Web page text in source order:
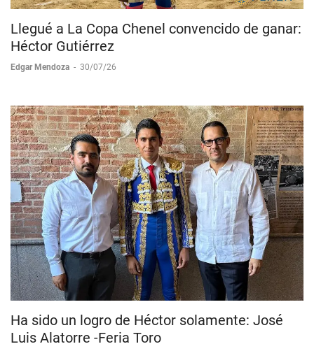
Llegué a La Copa Chenel convencido de ganar:
Héctor Gutiérrez
Edgar Mendoza - 30/07/26
Ha sido un logro de Héctor solamente: José
Luis Alatorre -Feria Toro